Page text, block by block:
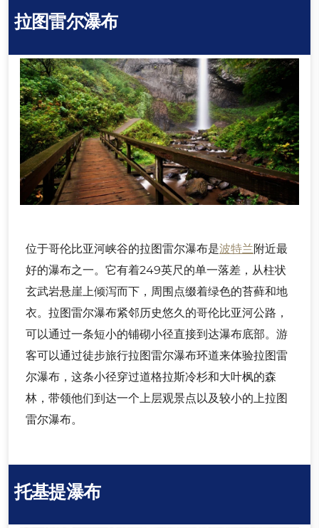
拉图雷尔瀑布
位于哥伦比亚河峡谷的拉图雷尔瀑布是波特兰附近最
好的瀑布之一。它有着249英尺的单一落差，从柱状
玄武岩悬崖上倾泻而下，周围点缀着绿色的苔藓和地
衣。拉图雷尔瀑布紧邻历史悠久的哥伦比亚河公路，
可以通过一条短小的铺砌小径直接到达瀑布底部。游
客可以通过徒步旅行拉图雷尔瀑布环道来体验拉图雷
尔瀑布，这条小径穿过道格拉斯冷杉和大叶枫的森
林，带领他们到达一个上层观景点以及较小的上拉图
雷尔瀑布。
托基提瀑布